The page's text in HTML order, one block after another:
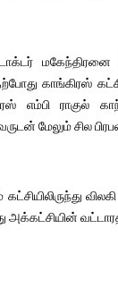
மகேந்திரனை
காங்கிரஸ்
எம்பி ராகுல்
மேலும் சில